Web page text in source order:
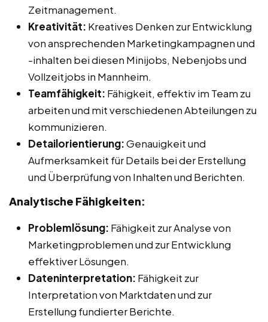
Zeitmanagement.
Kreativität: Kreatives Denken zur Entwicklung
von ansprechenden Marketingkampagnen und
-inhalten bei diesen Minijobs, Nebenjobs und
Vollzeitjobs in Mannheim.
Teamfähigkeit: Fähigkeit, effektiv im Team zu
arbeiten und mit verschiedenen Abteilungen zu
kommunizieren.
Detailorientierung:Genauigkeit und
Aufmerksamkeit für Details bei der Erstellung
und Überprüfung von Inhalten und Berichten.
Analytische Fähigkeiten:
Problemlösung: Fähigkeit zur Analyse von
Marketingproblemen und zur Entwicklung
effektiver Lösungen.
Dateninterpretation: Fähigkeit zur
Interpretation von Marktdaten und zur
Erstellung fundierter Berichte.